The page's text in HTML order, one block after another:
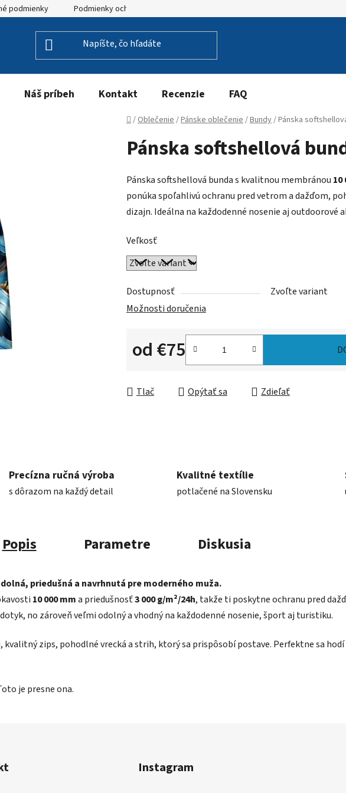
podmienky Podmienky ochrany osobných údajov
Náš príbeh Kontakt Recenzie FAQ
Domov
/Oblečenie/Pánske oblečenie/Bundy/Pánska
Pánska softshellová
Pánska softshellová bunda s kvalitnou membránou 10
ponúka spoľahlivú ochranu pred vetrom a dažďom,
dizajn. Ideálna na každodenné nosenie aj outdoorové
Veľkosť
Dostupnosť
Zvoľte variant
Možnosti doručenia
od€75
Jednotková cena:
Tlač Opýtať sa Zdieľať
Precízna ručná výroba
s dôrazom na každý detail
Kvalitné textílie
potlačené na Slovensku
Popis Parametre Diskusia
priedušná a navrhnutá pre moderného muža.
10 000 mma priedušnosť3 000 g/m²/24h, takže ti poskytne ochranu pred
no zároveň veľmi odolný a vhodný na každodenné nosenie, šport aj turistiku.
, kvalitný zips, pohodlné vrecká a strih, ktorý sa prispôsobí postave. Perfektne sa
je presne ona.
Instagram